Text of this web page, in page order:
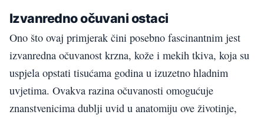
Izvanredno očuvani ostaci
Ono što ovaj primjerak čini posebno fascinantnim jest
izvanredna očuvanost krzna, kože i mekih tkiva, koja su
uspjela opstati tisućama godina u izuzetno hladnim
uvjetima. Ovakva razina očuvanosti omogućuje
znanstvenicima dublji uvid u anatomiju ove životinje,